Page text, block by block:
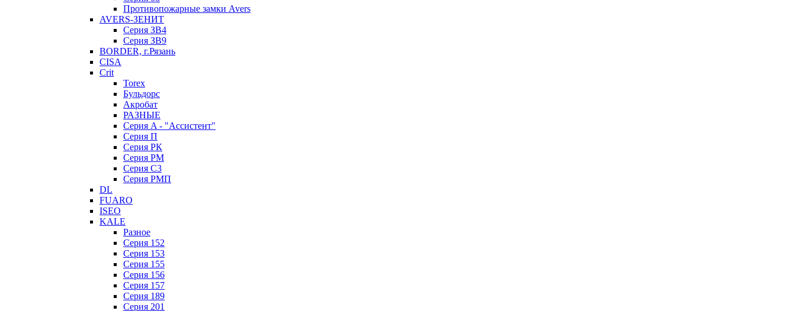
Противопожарные замки Avers
AVERS-ЗЕНИТ
Серия ЗВ4
Серия ЗВ9
BORDER, г.Рязань
CISA
Crit
Torex
Бульдорс
Акробат
РАЗНЫЕ
Серия A - "Ассистент"
Серия П
Серия РК
Серия РМ
Серия С3
Серия РМП
DL
FUARO
ISEO
KALE
Разное
Серия 152
Серия 153
Серия 155
Серия 156
Серия 157
Серия 189
Серия 201